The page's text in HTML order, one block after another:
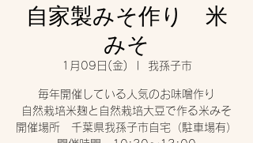
自家製みそ作り 米
みそ
1月09日(金) 我孫子市
毎年開催している人気のお味噌作り
自然栽培米麹と自然栽培大豆で作る米みそ
開催場所 千葉県我孫子市自宅（駐車場有）